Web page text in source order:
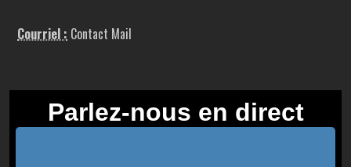
Courriel : Contact Mail